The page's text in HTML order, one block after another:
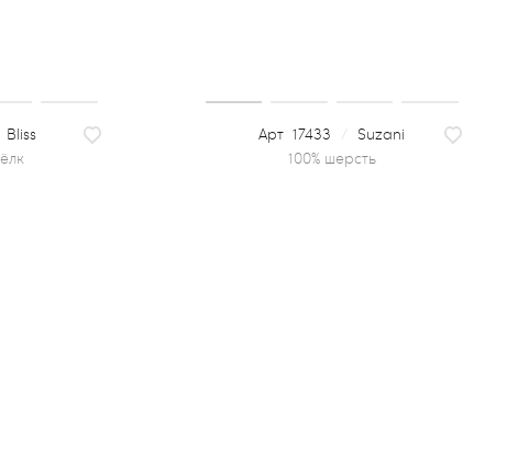
Bliss 17433
Suzani
100% шерсть